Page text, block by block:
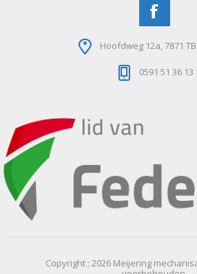
Hoofdweg 12a, 7871
0591 51 36 13
Copyright ; 2026 Meijering